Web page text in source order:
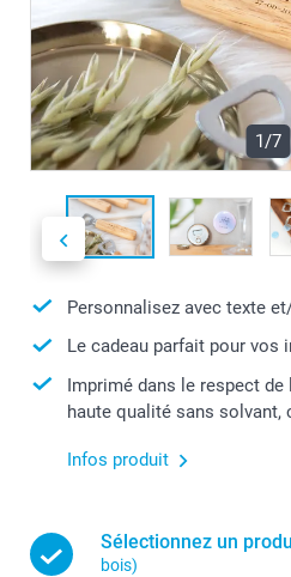
1/7
Personnalisez avec texte
Le cadeau parfait pour vos
Imprimé dans le respect
haute qualité sans solvant,
Infos produit
Sélectionnez un
bois)